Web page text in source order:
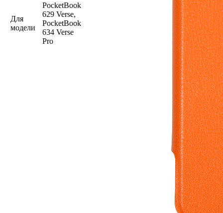
Для
модели
PocketBook
629 Verse,
PocketBook
634 Verse
Pro